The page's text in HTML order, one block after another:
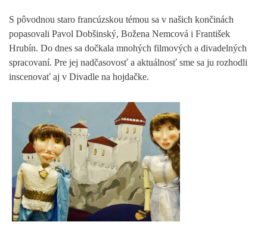
S pôvodnou staro francúzskou témou sa v našich končinách
popasovali Pavol Dobšinský, Božena Nemcová i František
Hrubín. Do dnes sa dočkala mnohých filmových a divadelných
spracovaní. Pre jej nadčasovosť a aktuálnosť sme sa ju rozhodli
inscenovať aj v Divadle na hojdačke.